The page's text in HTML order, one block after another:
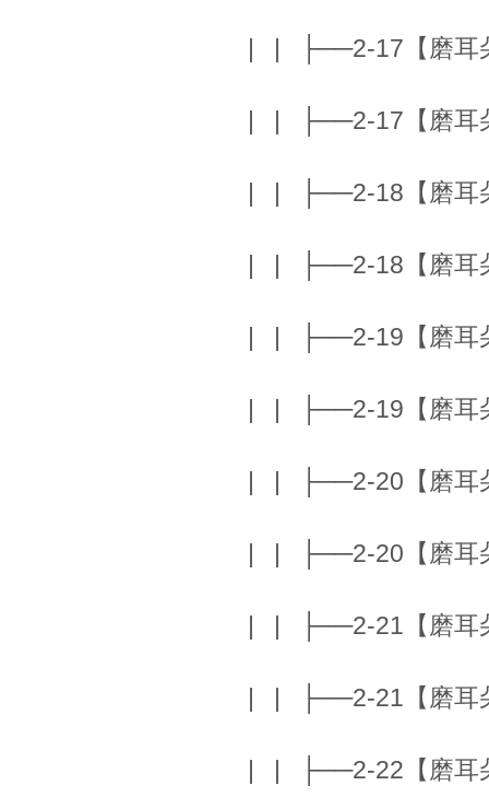
| | ├──2-17【磨耳
| | ├──2-17【磨耳
| | ├──2-18【磨耳
| | ├──2-18【磨耳
| | ├──2-19【磨耳
| | ├──2-19【磨耳
| | ├──2-20【磨耳
| | ├──2-20【磨耳
| | ├──2-21【磨耳
| | ├──2-21【磨耳
| | ├──2-22【磨耳